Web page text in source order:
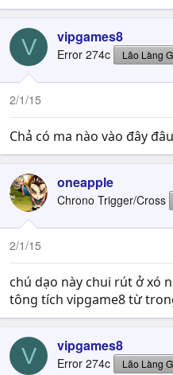
V vipgames8
Error 274c Lão Làng
2/1/15
Chả có ma nào vào đây đâu
oneapple
Chrono Trigger/Cross
2/1/15
chú dạo này chui rút ở xó
tông tích vipgame8 từ
V vipgames8
Error 274c Lão Làng